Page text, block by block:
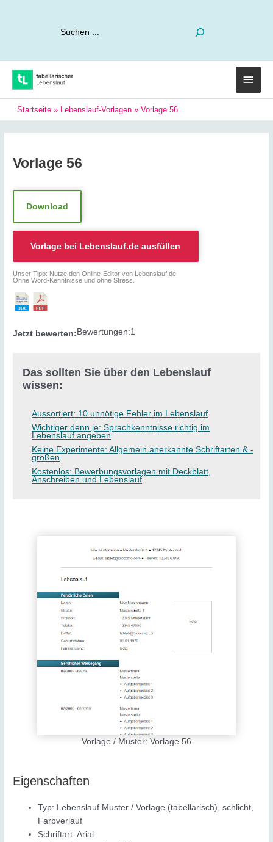
Startseite » Lebenslauf-Vorlagen » Vorlage 56
Vorlage 56
Download
Vorlage bei Lebenslauf.de ausfüllen
Unser Tipp: Nutze den Online-Editor von Lebenslauf.de
Ohne Word-Kenntnisse und ohne Stress.
Jetzt bewerten: Bewertungen:1
Das sollten Sie über den Lebenslauf
wissen:
Aussortiert: 10 unnötige Fehler im Lebenslauf
Wichtiger denn je: Sprachkenntnisse richtig im
Lebenslauf angeben
Keine Experimente: Allgemein anerkannte Schriftarten & -
größen
Kostenlos: Bewerbungsvorlagen mit Deckblatt,
Anschreiben und Lebenslauf
Vorlage / Muster: Vorlage 56
Eigenschaften
Typ: Lebenslauf Muster / Vorlage (tabellarisch), schlicht,
Farbverlauf
Schriftart: Arial